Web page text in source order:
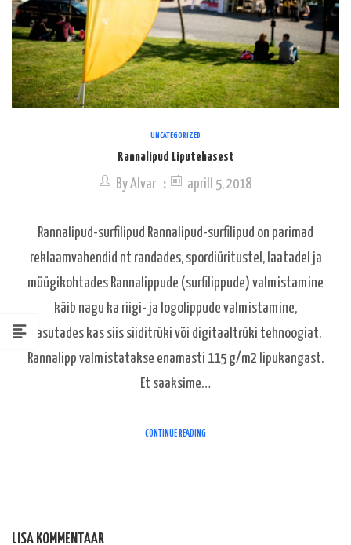
UNCATEGORIZED
Rannalipud Liputehasest
ByAlvar aprill 5, 2018
Rannalipud-surfilipud Rannalipud-surfilipud on parimad
reklaamvahendid nt randades, spordiüritustel, laatadel ja
müügikohtades Rannalippude (surfilippude) valmistamine
käib nagu ka riigi- ja logolippude valmistamine,
kasutades kas siis siiditrüki või digitaaltrüki tehnoogiat.
Rannalipp valmistatakse enamasti 115 g/m2 lipukangast.
Et saaksime…
CONTINUE READING
LISA KOMMENTAAR